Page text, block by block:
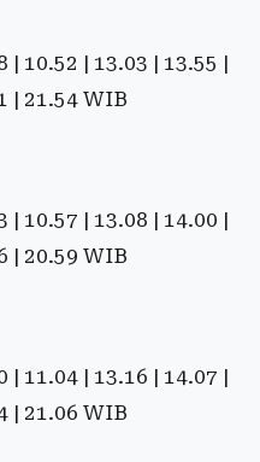
| 10.52 | 13.03 | 13.55 |
| 21.54 WIB
| 10.57 | 13.08 | 14.00 |
| 20.59 WIB
| 11.04 | 13.16 | 14.07 |
| 21.06 WIB